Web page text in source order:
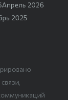
Апрель 2026
2025